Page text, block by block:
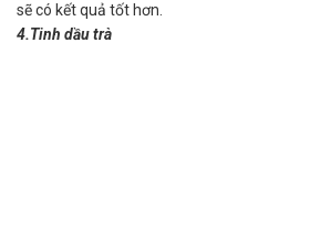
sẽ có kết quả tốt hơn.
4.Tinh dầu trà